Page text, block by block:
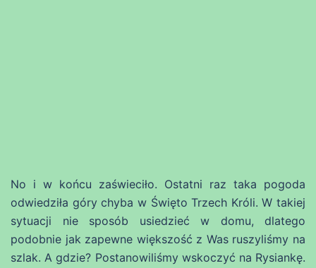
No i w końcu zaświeciło. Ostatni raz taka pogoda
odwiedziła góry chyba w Święto Trzech Króli. W takiej
sytuacji nie sposób usiedzieć w domu, dlatego
podobnie jak zapewne większość z Was ruszyliśmy na
szlak. A gdzie? Postanowiliśmy wskoczyć na Rysiankę.